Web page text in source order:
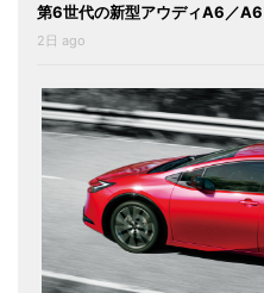
第6世代の新型アウディA6／
2日 ago